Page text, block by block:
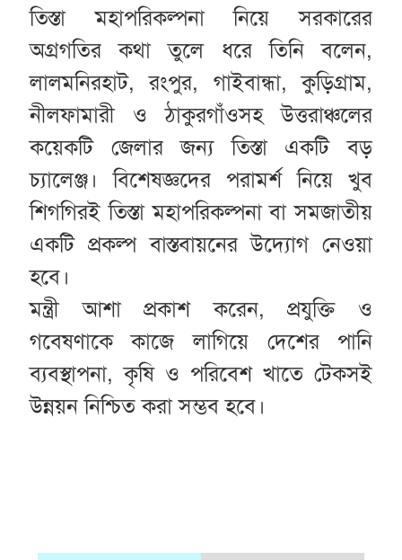
তিস্তা মহাপরিকল্পনা নিয়ে সরকারের
অগ্রগতির কথা তুলে ধরে তিনি বলেন,
লালমনিরহাট, রংপুর, গাইবান্ধা, কুড়িগ্রাম,
নীলফামারী ও ঠাকুরগাঁওসহ উত্তরাঞ্চলের
কয়েকটি জেলার জন্য তিস্তা একটি বড়
চ্যালেঞ্জ। বিশেষজ্ঞদের পরামর্শ নিয়ে খুব
শিগগিরই তিস্তা মহাপরিকল্পনা বা সমজাতীয়
একটি প্রকল্প বাস্তবায়নের উদ্যোগ নেওয়া
হবে।
মন্ত্রী আশা প্রকাশ করেন, প্রযুক্তি ও
গবেষণাকে কাজে লাগিয়ে দেশের পানি
ব্যবস্থাপনা, কৃষি ও পরিবেশ খাতে টেকসই
উন্নয়ন নিশ্চিত করা সম্ভব হবে।